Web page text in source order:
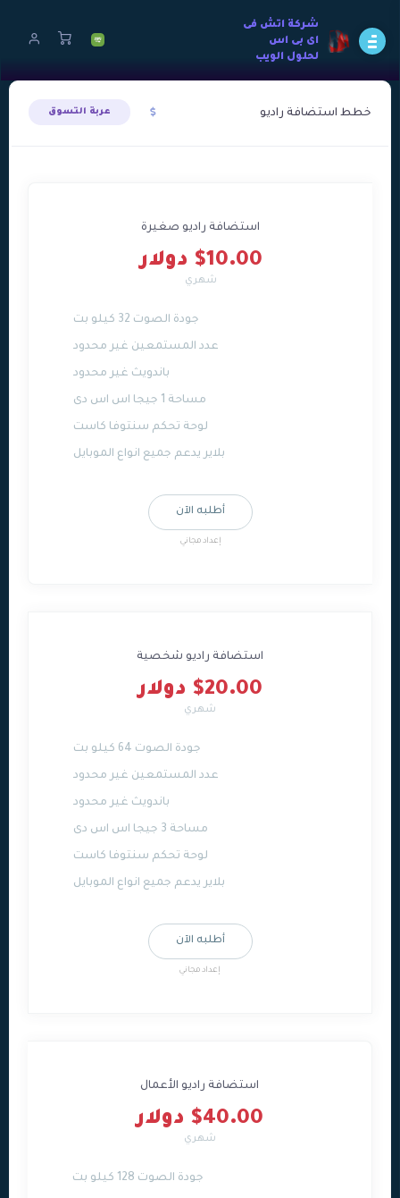
شركة اتش فى
اى بى اس
لحلول الويب
خطط استضافة راديو عربة التسوق
استضافة راديو صغيرة
$10.00 دولار
شهري
جودة الصوت 32 كيلو بت
عدد المستمعين غير محدود
باندويث غير محدود
مساحة 1 جيجا اس اس دى
لوحة تحكم سنتوفا كاست
بلاير يدعم جميع انواع الموبايل
أطلبه الآن
إعداد مجاني
استضافة راديو شخصية
$20.00 دولار
شهري
جودة الصوت 64 كيلو بت
عدد المستمعين غير محدود
باندويث غير محدود
مساحة 3 جيجا اس اس دى
لوحة تحكم سنتوفا كاست
بلاير يدعم جميع انواع الموبايل
أطلبه الآن
إعداد مجاني
استضافة راديو الأعمال
$40.00 دولار
شهري
جودة الصوت 128 كيلو بت